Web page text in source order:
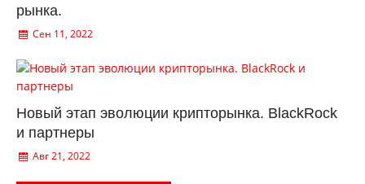
рынка.
Сен 11, 2022
Новый этап эволюции крипторынка. BlackRock
и партнеры
Авг 21, 2022